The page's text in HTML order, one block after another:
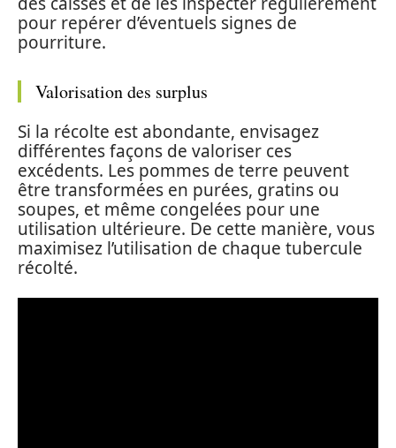
pour repérer d’éventuels signes de
pourriture.
Valorisation des surplus
Si la récolte est abondante, envisagez
différentes façons de valoriser ces
excédents. Les pommes de terre peuvent
être transformées en purées, gratins ou
soupes, et même congelées pour une
utilisation ultérieure. De cette manière, vous
maximisez l’utilisation de chaque tubercule
récolté.